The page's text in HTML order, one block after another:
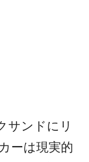
サンドにリ
ーは現実的